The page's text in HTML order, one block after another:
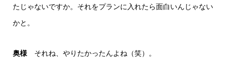
たじゃないですか。それをプランに入れたら面白いんじゃない
かと。
奥様 それね、やりたかったんよね（笑）。